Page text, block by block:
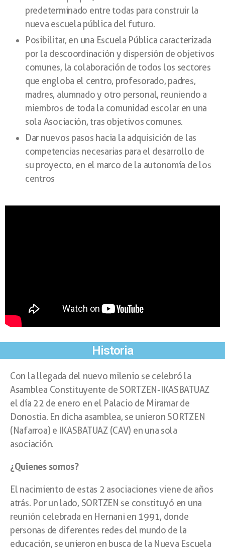
predeterminado entre todas para construir la
nueva escuela pública del futuro.
Posibilitar, en una Escuela Pública caracterizada
por la descoordinación y dispersión de objetivos
comunes, la colaboración de todos los sectores
que engloba el centro, profesorado, padres,
madres, alumnado y otro personal, reuniendo a
miembros de toda la comunidad escolar en una
sola Asociación, tras objetivos comunes.
Dar nuevos pasos hacia la adquisición de las
competencias necesarias para el desarrollo de
su proyecto, en el marco de la autonomía de los
centros
Historia
Con la llegada del nuevo milenio se celebró la
Asamblea Constituyente de SORTZEN-IKASBATUAZ
el día 22 de enero en el Palacio de Miramar de
Donostia. En dicha asamblea, se unieron SORTZEN
(Nafarroa) e IKASBATUAZ (CAV) en una sola
asociación.
¿Quienes somos?
El nacimiento de estas 2 asociaciones viene de años
atrás. Por un lado, SORTZEN se constituyó en una
reunión celebrada en Hernani en 1991, donde
personas de diferentes redes del mundo de la
educación, se unieron en busca de la Nueva Escuela